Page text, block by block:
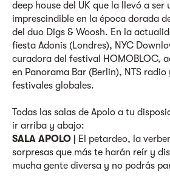
deep house del UK que la llevó a ser
imprescindible en la época dorada
del duo Digs & Woosh. En la
fiesta Adonis (Londres), NYC
curadora del festival HOMOBLOC,
en Panorama Bar (Berlin), NTS
festivales globales.
Todas las salas de Apolo a tu
ir arriba y abajo:
SALA APOLO | El petardeo, la
sorpresas que más te harán reír y
mucha gente diversa y no podrás